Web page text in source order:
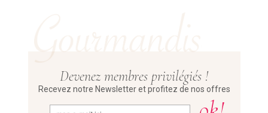
Devenez membres privilégiés !
Recevez notre Newsletter et profitez de nos offres